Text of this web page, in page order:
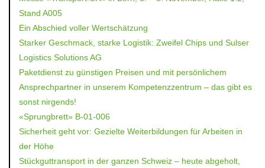
Stand A005
Ein Abschied voller Wertschätzung
Starker Geschmack, starke Logistik: Zweifel Chips und Sulser
Logistics Solutions AG
Paketdienst zu günstigen Preisen und mit persönlichem
Ansprechpartner in unserem Kompetenzzentrum – das gibt es
sonst nirgends!
«Sprungbrett» B-01-006
Sicherheit geht vor: Gezielte Weiterbildungen für Arbeiten in
der Höhe
Stückguttransport in der ganzen Schweiz – heute abgeholt,